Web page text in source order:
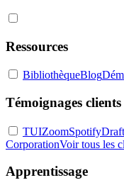
Ressources
BibliothèqueBlog
Témoignages clients
TUIZoomSpotify
CorporationVoir tous les
Apprentissage